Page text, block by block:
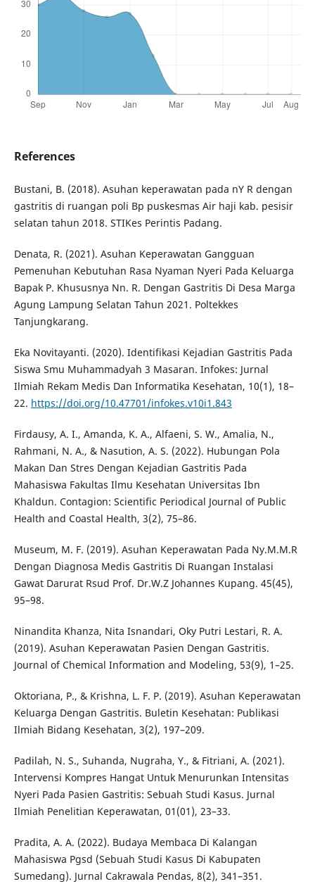
References
Bustani, B. (2018). Asuhan keperawatan pada nY R dengan
gastritis di ruangan poli Bp puskesmas Air haji kab. pesisir
selatan tahun 2018. STIKes Perintis Padang.
Denata, R. (2021). Asuhan Keperawatan Gangguan
Pemenuhan Kebutuhan Rasa Nyaman Nyeri Pada Keluarga
Bapak P. Khususnya Nn. R. Dengan Gastritis Di Desa Marga
Agung Lampung Selatan Tahun 2021. Poltekkes
Tanjungkarang.
Eka Novitayanti. (2020). Identifikasi Kejadian Gastritis Pada
Siswa Smu Muhammadyah 3 Masaran. Infokes: Jurnal
Ilmiah Rekam Medis Dan Informatika Kesehatan, 10(1), 18–
22. https://doi.org/10.47701/infokes.v10i1.843
Firdausy, A. I., Amanda, K. A., Alfaeni, S. W., Amalia, N.,
Rahmani, N. A., & Nasution, A. S. (2022). Hubungan Pola
Makan Dan Stres Dengan Kejadian Gastritis Pada
Mahasiswa Fakultas Ilmu Kesehatan Universitas Ibn
Khaldun. Contagion: Scientific Periodical Journal of Public
Health and Coastal Health, 3(2), 75–86.
Museum, M. F. (2019). Asuhan Keperawatan Pada Ny.M.M.R
Dengan Diagnosa Medis Gastritis Di Ruangan Instalasi
Gawat Darurat Rsud Prof. Dr.W.Z Johannes Kupang. 45(45),
95–98.
Ninandita Khanza, Nita Isnandari, Oky Putri Lestari, R. A.
(2019). Asuhan Keperawatan Pasien Dengan Gastritis.
Journal of Chemical Information and Modeling, 53(9), 1–25.
Oktoriana, P., & Krishna, L. F. P. (2019). Asuhan Keperawatan
Keluarga Dengan Gastritis. Buletin Kesehatan: Publikasi
Ilmiah Bidang Kesehatan, 3(2), 197–209.
Padilah, N. S., Suhanda, Nugraha, Y., & Fitriani, A. (2021).
Intervensi Kompres Hangat Untuk Menurunkan Intensitas
Nyeri Pada Pasien Gastritis: Sebuah Studi Kasus. Jurnal
Ilmiah Penelitian Keperawatan, 01(01), 23–33.
Pradita, A. A. (2022). Budaya Membaca Di Kalangan
Mahasiswa Pgsd (Sebuah Studi Kasus Di Kabupaten
Sumedang). Jurnal Cakrawala Pendas, 8(2), 341–351.